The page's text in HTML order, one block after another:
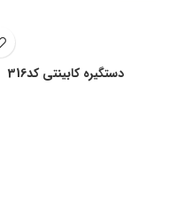
دستگیره کابینتی کد316